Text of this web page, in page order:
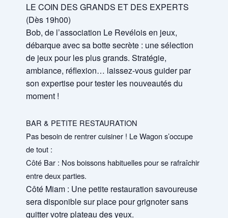
LE COIN DES GRANDS ET DES EXPERTS
(Dès 19h00)
Bob, de l’association Le Revélois en jeux,
débarque avec sa botte secrète : une sélection
de jeux pour les plus grands. Stratégie,
ambiance, réflexion… laissez-vous guider par
son expertise pour tester les nouveautés du
moment !
BAR & PETITE RESTAURATION
Pas besoin de rentrer cuisiner ! Le Wagon s’occupe
de tout :
Côté Bar : Nos boissons habituelles pour se rafraîchir
entre deux parties.
Côté Miam : Une petite restauration savoureuse
sera disponible sur place pour grignoter sans
quitter votre plateau des yeux.